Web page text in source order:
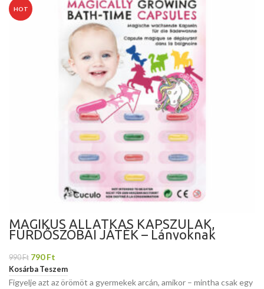
HOT
MÁGIKUS ÁLLATKÁS KAPSZULÁK,
FÜRDŐSZOBAI JÁTÉK – Lányoknak
990Ft 790Ft
Kosárba Teszem
Figyelje azt az örömöt a gyermekek arcán, amikor – mintha csak egy